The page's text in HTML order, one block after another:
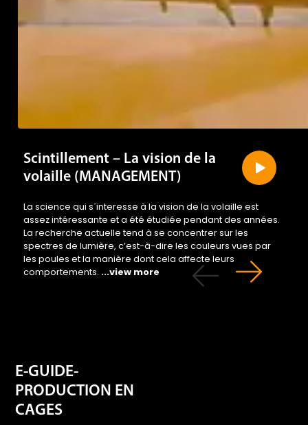
volaille (MANAGEMENT)
La science qui s´interesse à la vision de la volaille est
La recherche actuelle tend à se concentrer sur les
spectres de lumière, c’est-à-dire les couleurs vues par
les poules et la manière dont cela affecte leurs
comportements....view more
PRODUCTION EN
CAGES